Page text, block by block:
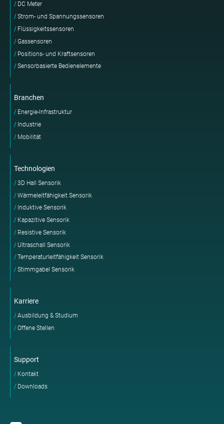
DC Meter
Strom- und Spannungssensoren
Flüssigkeitssensoren
Gassensoren
Positions- und Kraftsensoren
Sensorbasierte Bedienelemente
Branchen
Energie-Infrastruktur
Industrie
Mobilität
Technologien
3D Hall Sensorik
Wärmeleitfähigkeit Sensorik
Induktive Sensorik
Kapazitive Sensorik
Resistive Sensorik
Ultraschall Sensorik
Temperaturleitfähigkeit Sensorik
Stimmgabel Sensorik
Karriere
Ausbildung & Studium
Offene Stellen
Support
Kontakt
Downloads